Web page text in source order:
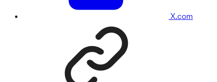
X.com